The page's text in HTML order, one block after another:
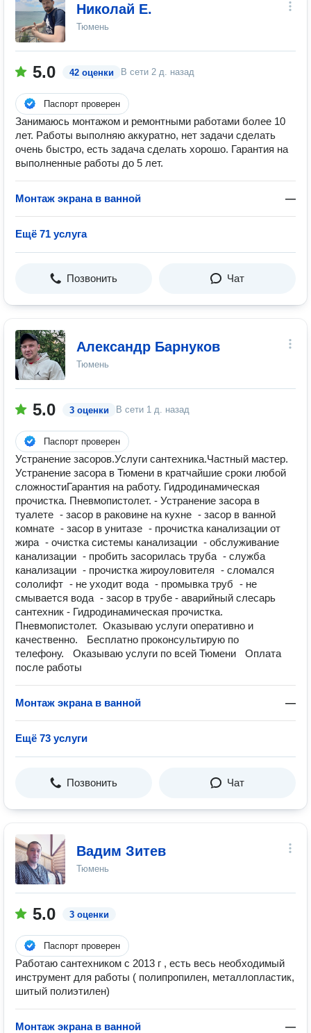
Николай Е.
Тюмень
5.0 42 оценки В сети 2 д. назад
Паспорт проверен
Занимаюсь монтажом и ремонтными работами более 10
лет. Работы выполняю аккуратно, нет задачи сделать
очень быстро, есть задача сделать хорошо. Гарантия на
выполненные работы до 5 лет.
Монтаж экрана в ванной —
Ещё 71 услуга
Позвонить Чат
Александр Барнуков
Тюмень
5.0 3 оценки В сети 1 д. назад
Паспорт проверен
Устранение засоров.Услуги сантехника.Частный мастер.
Устранение засора в Тюмени в кратчайшие сроки любой
сложностиГарантия на работу. Гидродинамическая
прочистка. Пневмопистолет. - Устранение засора в
туалете - засор в раковине на кухне - засор в ванной
комнате - засор в унитазе - прочистка канализации от
жира - очистка системы канализации - обслуживание
канализации - пробить засорилась труба - служба
канализации - прочистка жироуловителя - сломался
сололифт - не уходит вода - промывка труб - не
смывается вода - засор в трубе - аварийный слесарь
сантехник - Гидродинамическая прочистка.
Пневмопистолет. ️ Оказываю услуги оперативно и
качественно. ️ Бесплатно проконсультирую по
телефону. Оказываю услуги по всей Тюмени Оплата
после работы
Монтаж экрана в ванной —
Ещё 73 услуги
Позвонить Чат
Вадим Зитев
Тюмень
5.0 3 оценки
Паспорт проверен
Работаю сантехником с 2013 г , есть весь необходимый
инструмент для работы ( полипропилен, металлопластик,
шитый полиэтилен)
Монтаж экрана в ванной —